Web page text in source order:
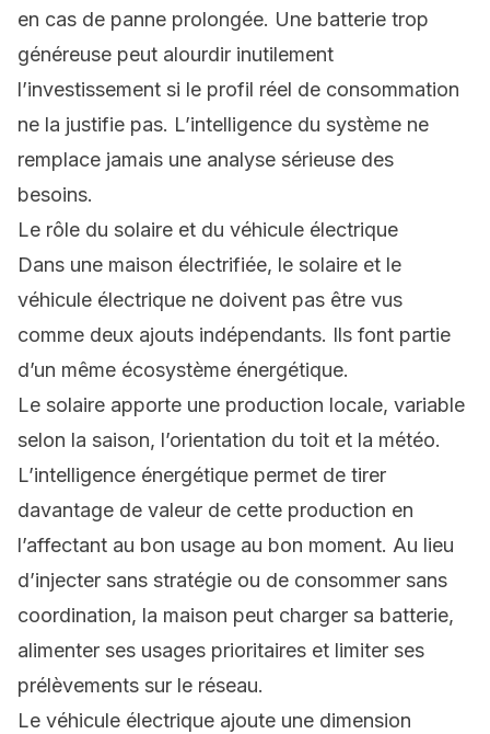
en cas de panne prolongée. Une batterie trop
généreuse peut alourdir inutilement
l’investissement si le profil réel de consommation
ne la justifie pas. L’intelligence du système ne
remplace jamais une analyse sérieuse des
besoins.
Le rôle du solaire et du véhicule électrique
Dans une maison électrifiée, le solaire et le
véhicule électrique ne doivent pas être vus
comme deux ajouts indépendants. Ils font partie
d’un même écosystème énergétique.
Le solaire apporte une production locale, variable
selon la saison, l’orientation du toit et la météo.
L’intelligence énergétique permet de tirer
davantage de valeur de cette production en
l’affectant au bon usage au bon moment. Au lieu
d’injecter sans stratégie ou de consommer sans
coordination, la maison peut charger sa batterie,
alimenter ses usages prioritaires et limiter ses
prélèvements sur le réseau.
Le véhicule électrique ajoute une dimension